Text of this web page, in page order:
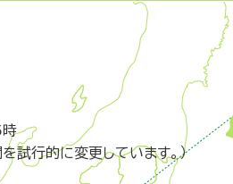
時
行的に変更しています。）